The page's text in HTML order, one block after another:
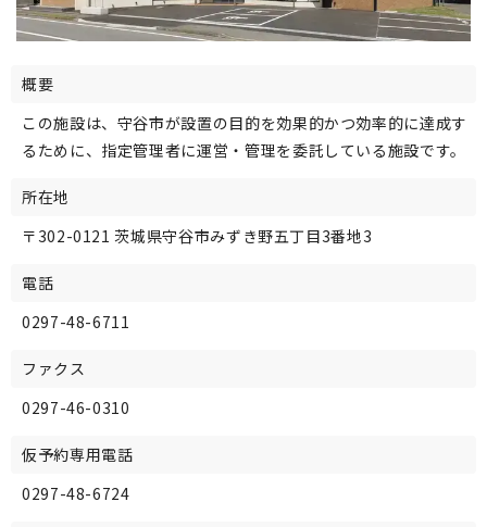
概要
この施設は、守谷市が設置の目的を効果的かつ効率的に達成す
るために、指定管理者に運営・管理を委託している施設です。
所在地
〒302-0121 茨城県守谷市みずき野五丁目3番地3
電話
0297-48-6711
ファクス
0297-46-0310
仮予約専用電話
0297-48-6724